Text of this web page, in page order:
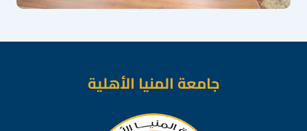
جامعة المنيا الأهلية